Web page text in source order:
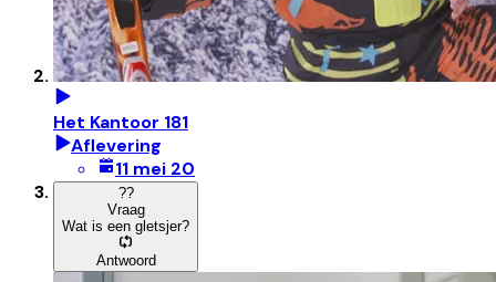
Het Kantoor 181
Aflevering
11 mei 20
??
Vraag
Wat is een gletsjer?
Antwoord